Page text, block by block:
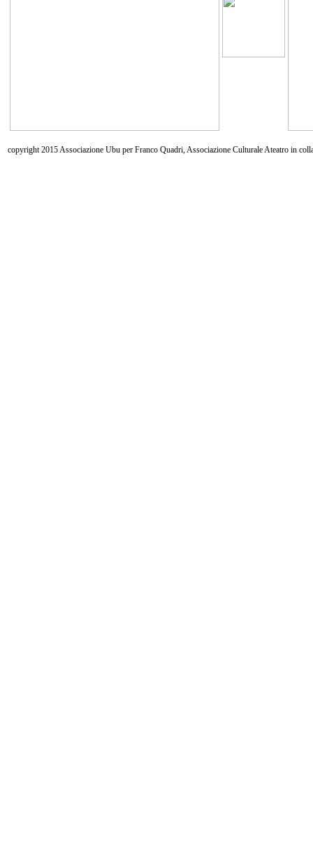
copyright 2015 Associazione Ubu per Franco Quadri, Associazione Culturale Ateatro in